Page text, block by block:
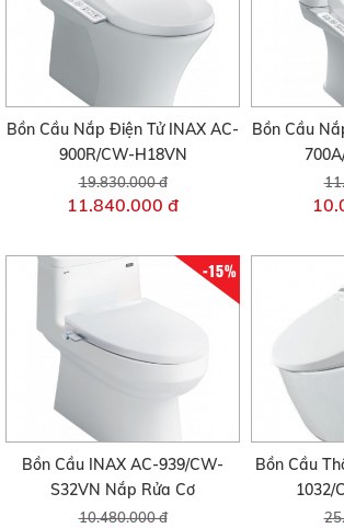
Bồn Cầu Nắp Điện Tử INAX AC-
900R/CW-H18VN
19.830.000 đ
11.840.000 đ
Bồn Cầu
-15%
Bồn Cầu INAX AC-939/CW-
S32VN Nắp Rửa Cơ
10.480.000 đ
Bồn Cầu
1032/